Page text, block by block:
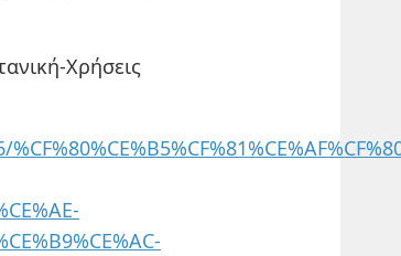
Χρήσεις